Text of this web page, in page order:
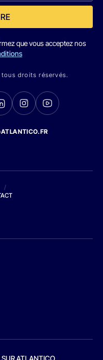
que vous acceptez nos
droits réservés.
/
ATLANTICO